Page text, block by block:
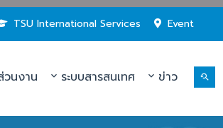
TSU International Services Event
นงาน ระบบสารสนเทศ ข่าว